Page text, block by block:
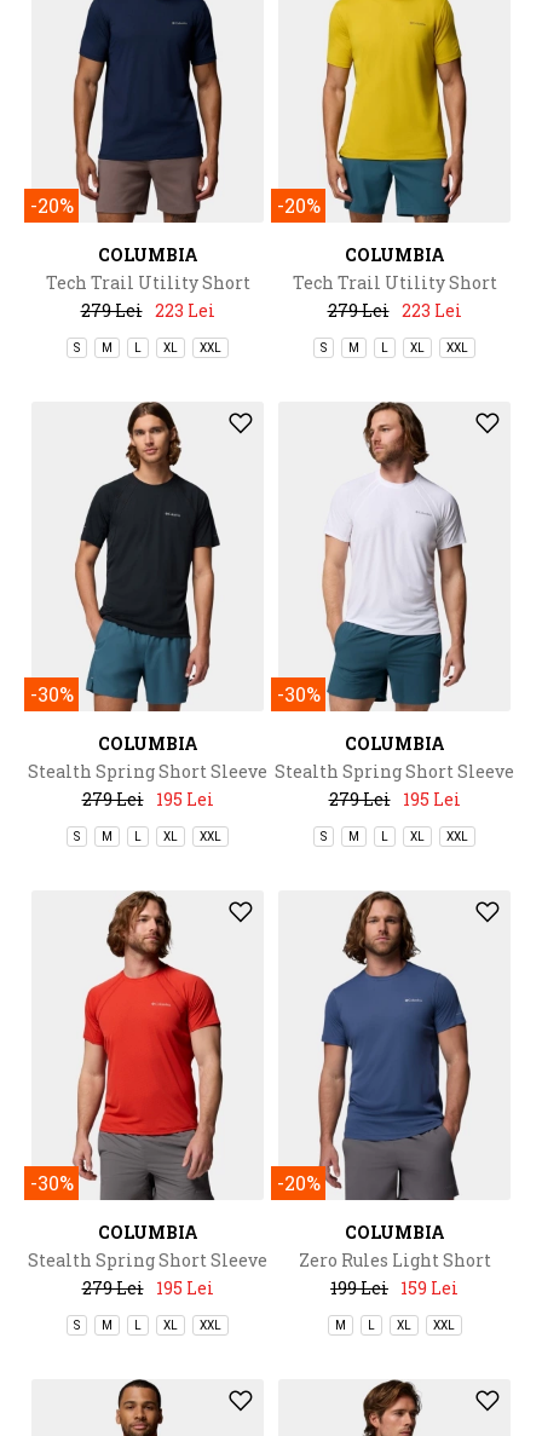
-20%
COLUMBIA
Tech Trail Utility Short
Sleeve Crew
279 Lei 223 Lei
S M XL XXL
-20%
COLUMBIA
Tech Trail Utility Short
Sleeve Crew
279 Lei 223 Lei
S M XL XXL
-30%
COLUMBIA
Stealth Spring Short Sleeve
Tee
279 Lei 195 Lei
S M XL XXL
-30%
COLUMBIA
Stealth Spring Short Sleeve
Tee
279 Lei 195 Lei
S M XL XXL
-30%
COLUMBIA
Stealth Spring Short Sleeve
Tee
279 Lei 195 Lei
S M XL XXL
-20%
COLUMBIA
Zero Rules Light Short
Sleeve Crew
199 Lei 159 Lei
M XL XXL